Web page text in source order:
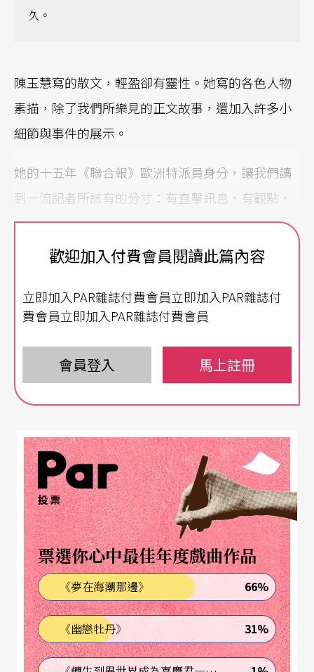
久。
陳玉慧寫的散文，輕盈卻有靈性。她寫的各色人物
素描，除了我們所樂見的正文故事，還加入許多小
細節與事件的展示。
她的十五年《聯合報》歐洲特派員身分，讓我們讀
到一流記者所該有的分寸：有直擊訊息，有觀點，
而從來不會興奮過度。
充滿熱情也充滿冷靜的心靈，讓陳玉慧的筆鋒常帶
感情。文字之間的留白，舒展到舞台上，則轉化成
不經意的安靜片刻。這些安靜的片刻，讓人可以留
而且，會想很久。
學生時代開始至今，總是很迷惑於經典劇作行文之
中的「暫止」（pause）。
契訶夫《海鷗》裡，那個窮得要死，隨小男朋私奔
又被遺棄，回家之後，卻還要裝闊給僕人金幣當小
費的媽媽，說起自己的過去，三不五時，就要來個
「暫止」。
尤金．奧尼爾《長夜漫漫路迢迢》裡，一家人分崩
離析得很徹底，吸毒的媽、浪蕩的爸、一事無成的
歡迎加入付費會員閱讀此篇內容
立即加入PAR雜誌付費會員立即加入PAR雜誌付
費會員立即加入PAR雜誌付費會員
會員登入 馬上註冊
投票
票選你心中最佳年度戲曲作品
《夢在海潮那邊》 66%
《幽戀牡丹》 31%